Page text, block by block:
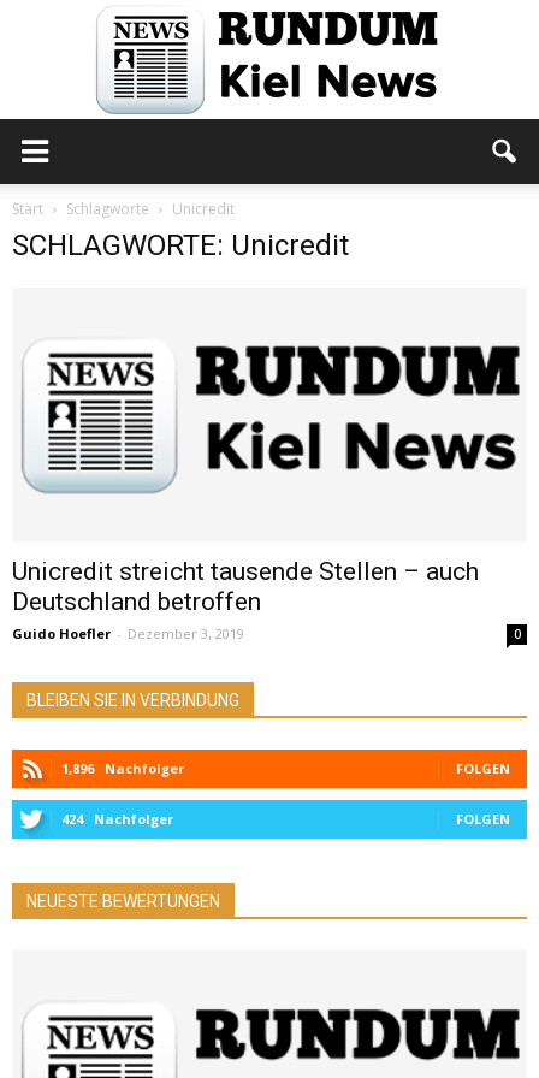
News
Start Schlagworte Unicredit
SCHLAGWORTE: Unicredit
Unicredit streicht tausende Stellen – auch
Deutschland betroffen
Guido Hoefler - Dezember 3, 2019 0
BLEIBEN SIE IN VERBINDUNG
1,896 Nachfolger FOLGEN
424 Nachfolger FOLGEN
NEUESTE BEWERTUNGEN